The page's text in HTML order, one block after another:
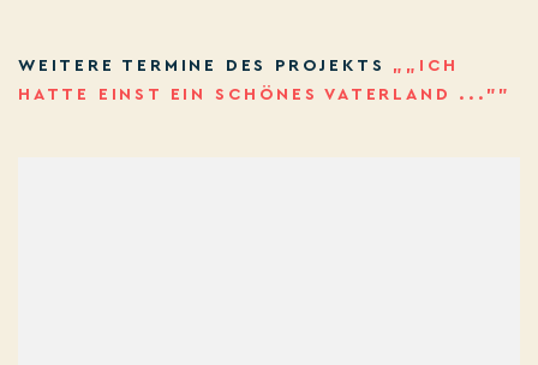
WEITERE TERMINE DES PROJEKTS „„ICH
HATTE EINST EIN SCHÖNES VATERLAND ..."”